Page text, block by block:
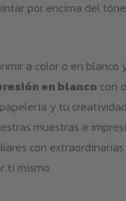
por encima del
a color o en blanco
en blanco con
y tu
muestras e
con
ti mismo.